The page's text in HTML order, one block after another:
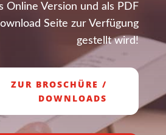
Online Version und als PDF
Seite zur Verfügung
gestellt wird!
ZUR BROSCHÜRE /
DOWNLOADS